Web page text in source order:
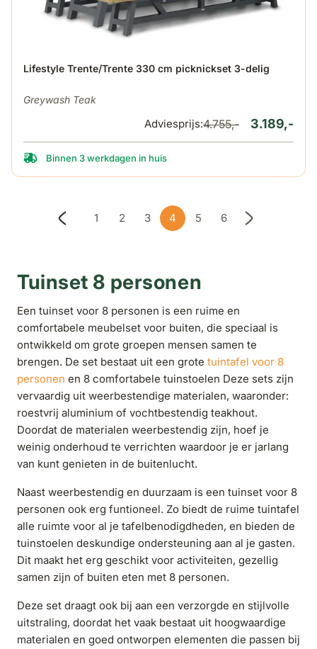
Lifestyle Trente/Trente 330 cm picknickset 3-delig
Greywash Teak
De prijs is afhankelijk van de gekozen opties op de
3.189,-
Adviesprijs:4.755,-
Binnen 3 werkdagen in huis
Pagina
1
Pagina
2
Pagina
3
U lees momenteel pagina
4
Pagina
5
Pagina
6
Tuinset 8 personen
Een tuinset voor 8 personen is een ruime en
comfortabele meubelset voor buiten, die speciaal is
ontwikkeld om grote groepen mensen samen te
brengen. De set bestaat uit een grote tuintafel voor 8
personen en 8 comfortabele tuinstoelen Deze sets zijn
vervaardig uit weerbestendige materialen, waaronder:
roestvrij aluminium of vochtbestendig teakhout.
Doordat de materialen weerbestendig zijn, hoef je
weinig onderhoud te verrichten waardoor je er jarlang
van kunt genieten in de buitenlucht.
Naast weerbestendig en duurzaam is een tuinset voor 8
personen ook erg funtioneel. Zo biedt de ruime tuintafel
alle ruimte voor al je tafelbenodigdheden, en bieden de
tuinstoelen deskundige ondersteuning aan al je gasten.
Dit maakt het erg geschikt voor activiteiten, gezellig
samen zijn of buiten eten met 8 personen.
Deze set draagt ook bij aan een verzorgde en stijlvolle
uitstraling, doordat het vaak bestaat uit hoogwaardige
materialen en goed ontworpen elementen die passen bij